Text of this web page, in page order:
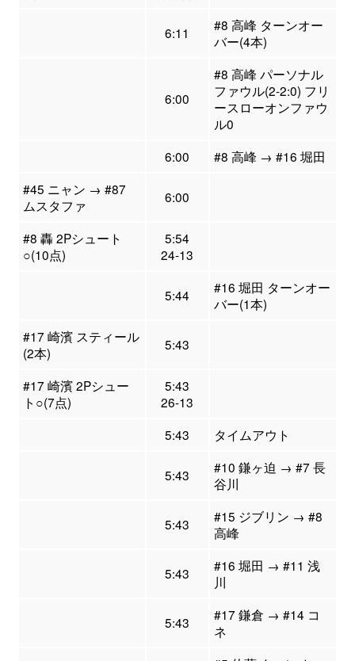
6:11
#8 高峰 ターンオー
バー(4本)
6:00
#8 高峰 パーソナル
ファウル(2-2:0) フリ
ースローオンファウ
ル0
6:00
#8 高峰 → #16 堀田
#45 ニャン → #87
ムスタファ
6:00
#8 轟 2Pシュート
○(10点)
5:54
24-13
5:44
#16 堀田 ターンオー
バー(1本)
#17 崎濱 スティール
(2本)
5:43
#17 崎濱 2Pシュー
ト○(7点)
5:43
26-13
5:43
タイムアウト
5:43
#10 鎌ヶ迫 → #7 長
谷川
5:43
#15 ジブリン → #8
高峰
5:43
#16 堀田 → #11 浅
川
5:43
#17 鎌倉 → #14 コ
ネ